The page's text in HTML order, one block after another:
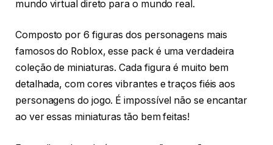
mundo virtual direto para o mundo real.
Composto por 6 figuras dos personagens mais
famosos do Roblox, esse pack é uma verdadeira
coleção de miniaturas. Cada figura é muito bem
detalhada, com cores vibrantes e traços fiéis aos
personagens do jogo. É impossível não se encantar
ao ver essas miniaturas tão bem feitas!